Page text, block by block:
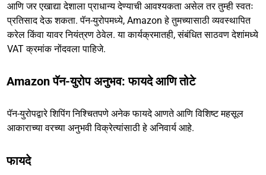
आणि जर एखाद्या देशाला प्राधान्य देण्याची आवश्यकता असेल तर तुम्ही स्वतः
प्रतिसाद देऊ शकता. पॅन-युरोपमध्ये, Amazon हे तुमच्यासाठी व्यवस्थापित
करेल किंवा यावर नियंत्रण ठेवेल. या कार्यक्रमातही, संबंधित साठवण देशांमध्ये
VAT क्रमांक नोंदवला पाहिजे.
Amazon पॅन-युरोप अनुभव: फायदे आणि तोटे
पॅन-युरोपद्वारे शिपिंग निश्चितपणे अनेक फायदे आणते आणि विशिष्ट महसूल
आकाराच्या वरच्या अनुभवी विक्रेत्यांसाठी हे अनिवार्य आहे.
फायदे